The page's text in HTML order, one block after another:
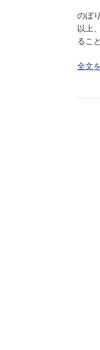
のぼ
以上
るこ
全文